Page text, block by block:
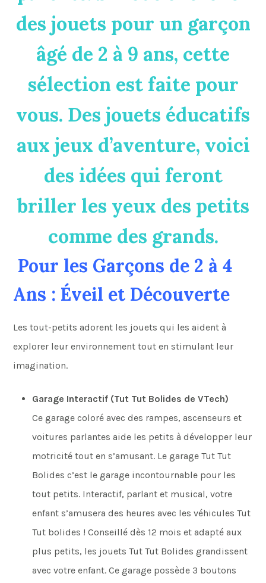
des jouets pour un garçon
âgé de 2 à 9 ans, cette
sélection est faite pour
vous. Des jouets éducatifs
aux jeux d’aventure, voici
des idées qui feront
briller les yeux des petits
comme des grands.
Pour les Garçons de 2 à 4
Ans : Éveil et Découverte
Les tout-petits adorent les jouets qui les aident à
explorer leur environnement tout en stimulant leur
imagination.
Garage Interactif (Tut Tut Bolides de VTech)
Ce garage coloré avec des rampes, ascenseurs et
voitures parlantes aide les petits à développer leur
motricité tout en s’amusant. Le garage Tut Tut
Bolides c’est le garage incontournable pour les
tout petits. Interactif, parlant et musical, votre
enfant s’amusera des heures avec les véhicules Tut
Tut bolides ! Conseillé dès 12 mois et adapté aux
plus petits, les jouets Tut Tut Bolides grandissent
avec votre enfant. Ce garage possède 3 boutons